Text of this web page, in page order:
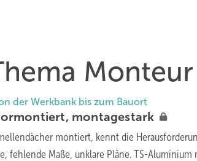
Monteur
der Werkbank bis zum Bauort
montagestark
montiert, kennt die
fehlende Maße, unklare Pläne. TS-Aluminium